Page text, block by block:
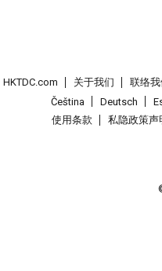
HKTDC.com 关于我们 联络我
Čeština
Deutsch
使用条款
私隐政策声